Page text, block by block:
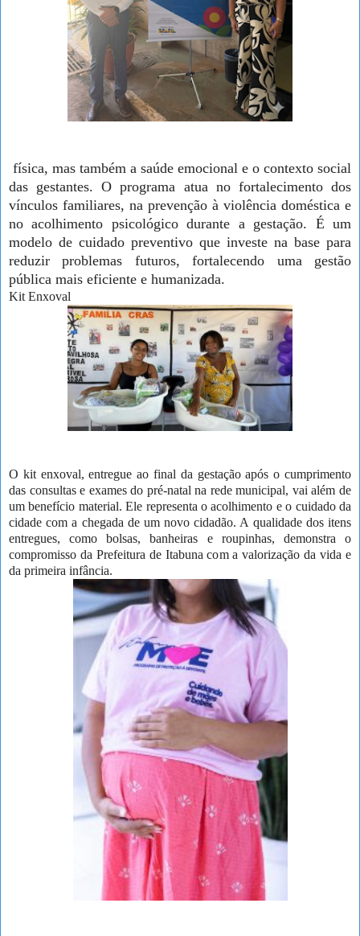
física, mas também a saúde emocional e o contexto social
das gestantes. O programa atua no fortalecimento dos
vínculos familiares, na prevenção à violência doméstica e
no acolhimento psicológico durante a gestação. É um
modelo de cuidado preventivo que investe na base para
reduzir problemas futuros, fortalecendo uma gestão
pública mais eficiente e humanizada.
Kit Enxoval
O kit enxoval, entregue ao final da gestação após o cumprimento
das consultas e exames do pré-natal na rede municipal, vai além de
um benefício material. Ele representa o acolhimento e o cuidado da
cidade com a chegada de um novo cidadão. A qualidade dos itens
entregues, como bolsas, banheiras e roupinhas, demonstra o
compromisso da Prefeitura de Itabuna com a valorização da vida e
da primeira infância.